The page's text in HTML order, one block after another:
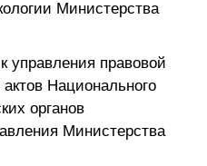
Министерства
управления правовой
Национального
органов
Министерства